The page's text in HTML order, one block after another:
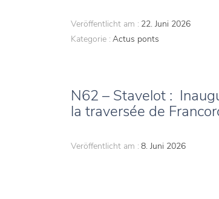
Veröffentlicht am : 22. Juni 2026
Kategorie : Actus ponts
N62 – Stavelot :
la traversée de
Veröffentlicht am : 8. Juni 2026